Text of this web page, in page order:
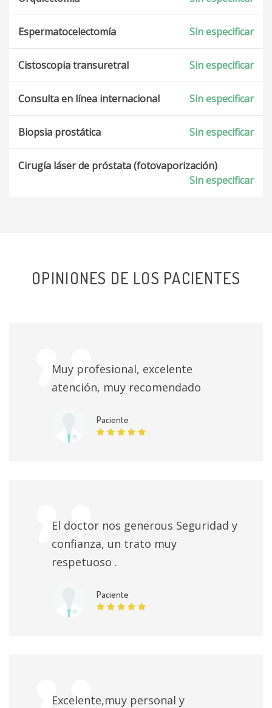
Espermatocelectomía Sin especificar
Cistoscopia transuretral Sin especificar
Consulta en línea internacional Sin especificar
Biopsia prostática Sin especificar
Cirugía láser de próstata (fotovaporización)
Sin especificar
OPINIONES DE LOS PACIENTES
Muy profesional, excelente
atención, muy recomendado
Paciente
El doctor nos generous Seguridad y
confianza, un trato muy
respetuoso .
Paciente
Excelente,muy personal y